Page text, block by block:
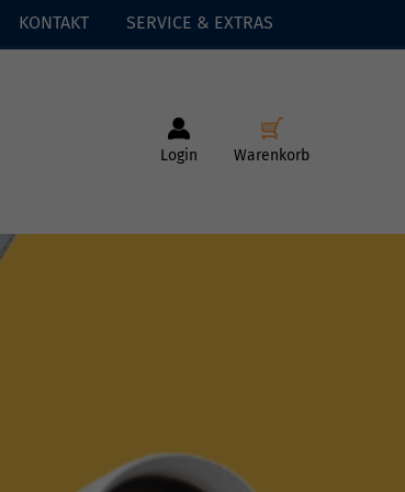
KONTAKT SERVICE & EXTRAS
Login Warenkorb